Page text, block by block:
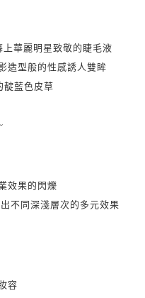
華麗明星致敬的睫毛液
造型般的性感誘人雙眸
靛藍色皮草
效果的閃爍
不同深淺層次的多元效果
容